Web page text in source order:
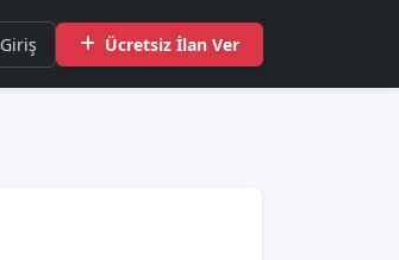
Giriş Ücretsiz İlan Ver